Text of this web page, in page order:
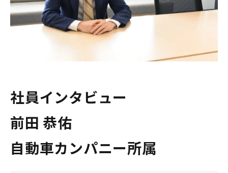
社員インタビュー
前田 恭佑
自動車カンパニー所属